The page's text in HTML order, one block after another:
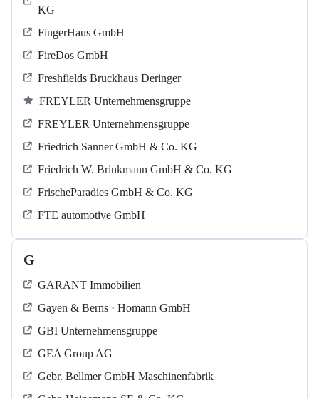
KG
FingerHaus GmbH
FireDos GmbH
Freshfields Bruckhaus Deringer
FREYLER Unternehmensgruppe
FREYLER Unternehmensgruppe
Friedrich Sanner GmbH & Co. KG
Friedrich W. Brinkmann GmbH & Co. KG
FrischeParadies GmbH & Co. KG
FTE automotive GmbH
G
GARANT Immobilien
Gayen & Berns · Homann GmbH
GBI Unternehmensgruppe
GEA Group AG
Gebr. Bellmer GmbH Maschinenfabrik